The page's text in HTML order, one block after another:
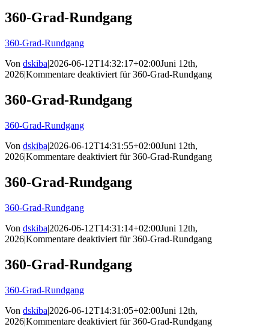
360-Grad-Rundgang
360-Grad-Rundgang
Von dskiba|2026-06-12T14:32:17+02:00Juni 12th,
2026|Kommentare deaktiviert für 360-Grad-Rundgang
360-Grad-Rundgang
360-Grad-Rundgang
Von dskiba|2026-06-12T14:31:55+02:00Juni 12th,
2026|Kommentare deaktiviert für 360-Grad-Rundgang
360-Grad-Rundgang
360-Grad-Rundgang
Von dskiba|2026-06-12T14:31:14+02:00Juni 12th,
2026|Kommentare deaktiviert für 360-Grad-Rundgang
360-Grad-Rundgang
360-Grad-Rundgang
Von dskiba|2026-06-12T14:31:05+02:00Juni 12th,
2026|Kommentare deaktiviert für 360-Grad-Rundgang